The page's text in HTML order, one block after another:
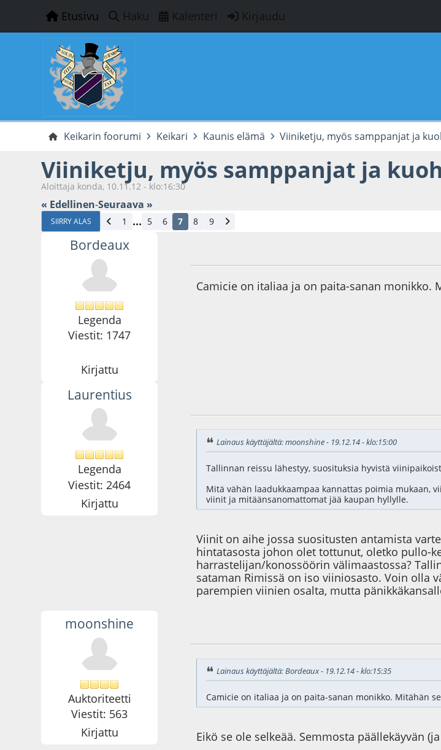
Etusivu Haku Kalenteri Kirjaudu
Keikarin foorumi Keikari Kaunis elämä Viiniketju, myös samppanjat ja
Viiniketju, myös samppanjat ja
Aloittaja konda, 10.11.12 - klo:16:30
« Edellinen-Seuraava »
SIIRRY ALAS 1 ... 5 6 7 8 9
Bordeaux
Legenda
Viestit: 1747
Kirjattu
Camicie on italiaa ja on paita-sanan monikko.
Laurentius
Legenda
Viestit: 2464
Kirjattu
Lainaus käyttäjältä: moonshine - 19.12.14 - klo:15:00
Tallinnan reissu lähestyy, suosituksia hyvistä
Mitä vähän laadukkaampaa kannattas poimia mukaan,
viinit ja mitäänsanomattomat jää kaupan hyllylle.
Viinit on aihe jossa suositusten antamista
hintatasosta johon olet tottunut, oletko pullo-
harrastelijan/konossöörin välimaastossa?
sataman Rimissä on iso viiniosasto. Voin olla
parempien viinien osalta, mutta
moonshine
Auktoriteetti
Viestit: 563
Kirjattu
Lainaus käyttäjältä: Bordeaux - 19.12.14 - klo:15:35
Camicie on italiaa ja on paita-sanan monikko. Mitähän
Eikö se ole selkeää. Semmosta päällekäyvän